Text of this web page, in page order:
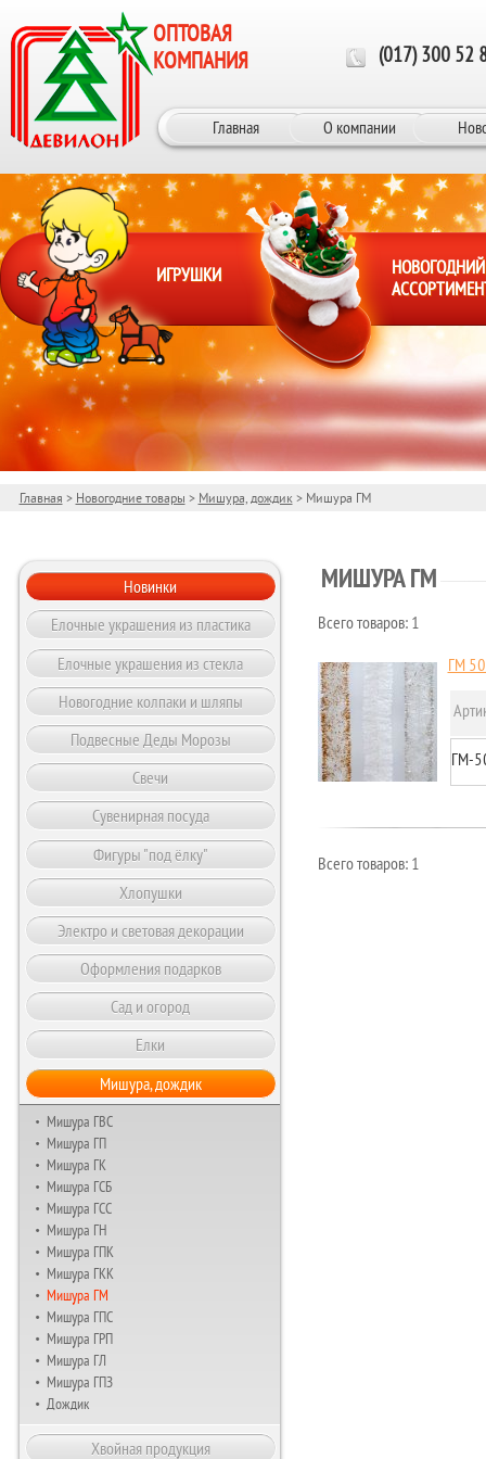
Перейти к основному содержанию
ОПТОВАЯ
КОМПАНИЯ
(017) 300 52
Главная О компании
ИГРУШКИ
НОВОГОДНИЙ
Главная > Новогодние товары > Мишура, дождик> Мишура ГМ
Новинки
Елочные украшения из пластика
Елочные украшения из стекла
Новогодние колпаки и шляпы
Подвесные Деды Морозы
Свечи
Сувенирная посуда
Фигуры "под ёлку"
Хлопушки
Электро и световая декорации
Оформления подарков
Сад и огород
Елки
Мишура, дождик
Мишура ГВС
Мишура ГП
Мишура ГК
Мишура ГСБ
Мишура ГСС
Мишура ГН
Мишура ГПК
Мишура ГКК
Мишура ГМ
Мишура ГПС
Мишура ГРП
Мишура ГЛ
Мишура ГПЗ
Дождик
Хвойная продукция
МИШУРА ГМ
Всего товаров: 1
ГМ
ГМ-
Всего товаров: 1